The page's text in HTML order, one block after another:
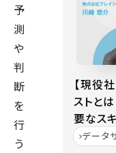
予
測
や
判
断
を
行
う
【現役
ストと
要なス
データ